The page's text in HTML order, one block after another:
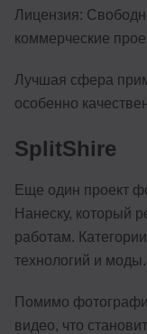
Лицензия:
коммерческие
Лучшая сфера
особенно
SplitShire
Еще один проект
Нанеску, который
работам.
технологий и моды.
Помимо
видео, что